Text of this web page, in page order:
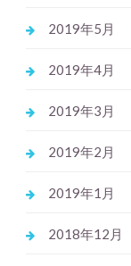
2019年5月
2019年4月
2019年3月
2019年2月
2019年1月
2018年12月